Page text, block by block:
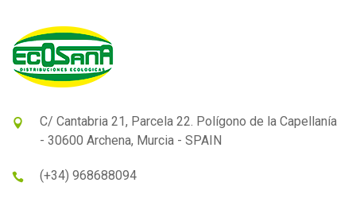
C/ Cantabria 21, Parcela 22. Polígono de la Capellanía
- 30600 Archena, Murcia - SPAIN
(+34) 968688094